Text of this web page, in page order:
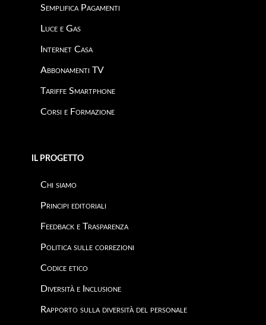
Semplifica Pagamenti
Luce e Gas
Internet Casa
Abbonamenti TV
Tariffe Smartphone
Corsi e Formazione
IL PROGETTO
Chi siamo
Principi editoriali
Feedback e Trasparenza
Politica sulle correzioni
Codice etico
Diversità e Inclusione
Rapporto sulla diversità del personale